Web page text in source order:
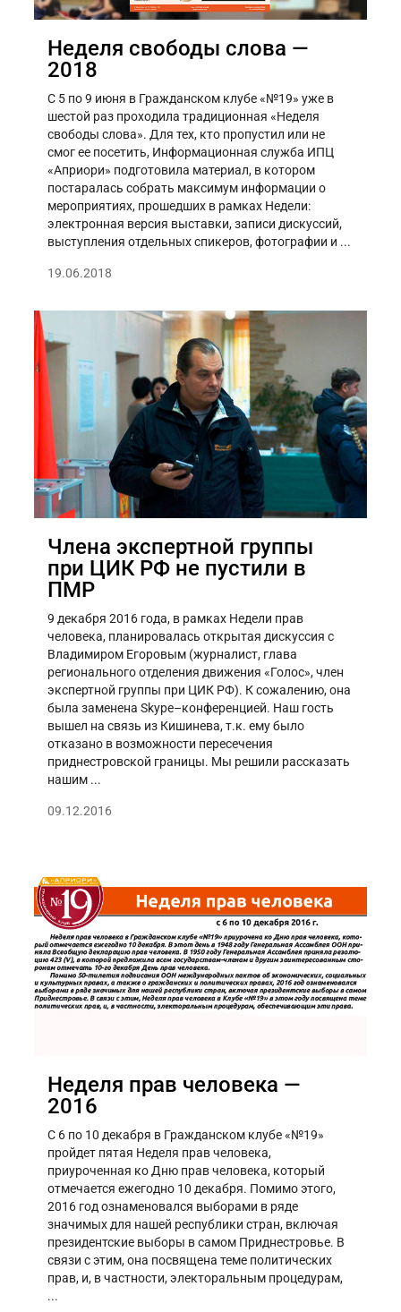
Неделя свободы слова —
2018
С 5 по 9 июня в Гражданском клубе «№19» уже в
шестой раз проходила традиционная «Неделя
свободы слова». Для тех, кто пропустил или не
смог ее посетить, Информационная служба ИПЦ
«Априори» подготовила материал, в котором
постаралась собрать максимум информации о
мероприятиях, прошедших в рамках Недели:
электронная версия выставки, записи дискуссий,
выступления отдельных спикеров, фотографии и ...
19.06.2018
Члена экспертной группы
при ЦИК РФ не пустили в
ПМР
9 декабря 2016 года, в рамках Недели прав
человека, планировалась открытая дискуссия с
Владимиром Егоровым (журналист, глава
регионального отделения движения «Голос», член
экспертной группы при ЦИК РФ). К сожалению, она
была заменена Skype–конференцией. Наш гость
вышел на связь из Кишинева, т.к. ему было
отказано в возможности пересечения
приднестровской границы. Мы решили рассказать
нашим ...
09.12.2016
Неделя прав человека —
2016
С 6 по 10 декабря в Гражданском клубе «№19»
пройдет пятая Неделя прав человека,
приуроченная ко Дню прав человека, который
отмечается ежегодно 10 декабря. Помимо этого,
2016 год ознаменовался выборами в ряде
значимых для нашей республики стран, включая
президентские выборы в самом Приднестровье. В
связи с этим, она посвящена теме политических
прав, и, в частности, электоральным процедурам,
...